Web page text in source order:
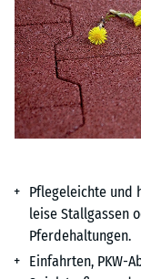
Pflegeleichte und
leise Stallgassen
Pferdehaltungen.
Einfahrten, PKW-